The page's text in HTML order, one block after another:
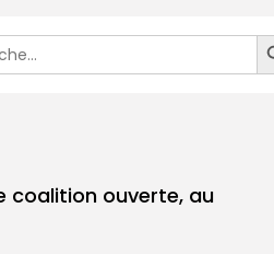
coalition ouverte, au